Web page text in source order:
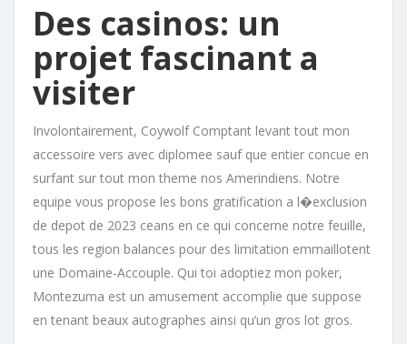
Des casinos: un
projet fascinant a
visiter
Involontairement, Coywolf Comptant levant tout mon
accessoire vers avec diplomee sauf que entier concue en
surfant sur tout mon theme nos Amerindiens. Notre
equipe vous propose les bons gratification a l�exclusion
de depot de 2023 ceans en ce qui concerne notre feuille,
tous les region balances pour des limitation emmaillotent
une Domaine-Accouple. Qui toi adoptiez mon poker,
Montezuma est un amusement accomplie que suppose
en tenant beaux autographes ainsi qu’un gros lot gros.